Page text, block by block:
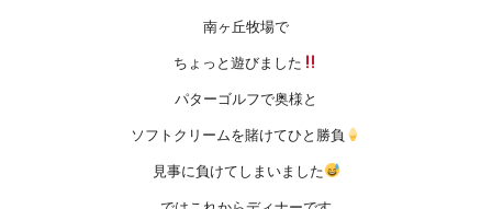
南ヶ丘牧場で
ちょっと遊びました
パターゴルフで奥様と
ソフトクリームを賭けてひと勝負
見事に負けてしまいました